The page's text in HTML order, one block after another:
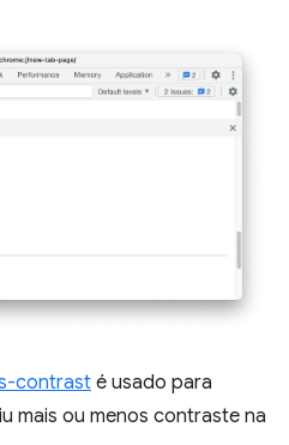
contrast é usado para
mais ou menos contraste na